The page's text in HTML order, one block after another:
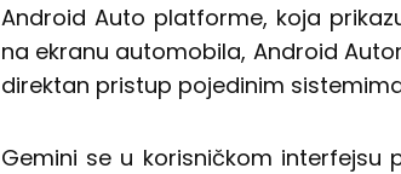
Android Auto platforme, koja
na ekranu automobila, Android
direktan pristup pojedinim
Gemini se u korisničkom interfejsu